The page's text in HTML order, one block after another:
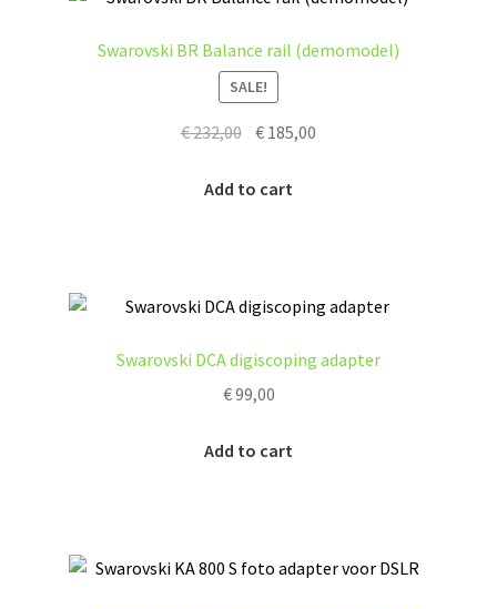
Swarovski BR Balance rail (demomodel)
SALE!
€232,00 Original
was:
€ 185,00
Add to cart
Swarovski DCA digiscoping adapter
€99,00
Add to cart